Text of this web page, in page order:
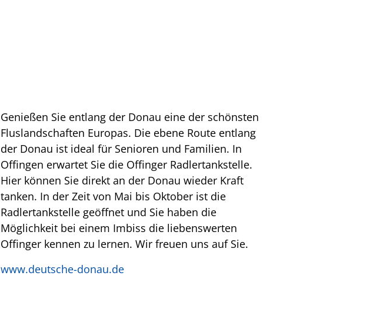
Genießen Sie entlang der Donau eine der schönsten
Fluslandschaften Europas. Die ebene Route entlang
der Donau ist ideal für Senioren und Familien. In
Offingen erwartet Sie die Offinger Radlertankstelle.
Hier können Sie direkt an der Donau wieder Kraft
tanken. In der Zeit von Mai bis Oktober ist die
Radlertankstelle geöffnet und Sie haben die
Möglichkeit bei einem Imbiss die liebenswerten
Offinger kennen zu lernen. Wir freuen uns auf Sie.
www.deutsche-donau.de